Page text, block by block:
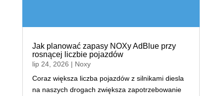
Jak planować zapasy NOXy AdBlue przy
rosnącej liczbie pojazdów
lip 24, 2026 | Noxy
Coraz większa liczba pojazdów z silnikami diesla
na naszych drogach zwiększa zapotrzebowanie